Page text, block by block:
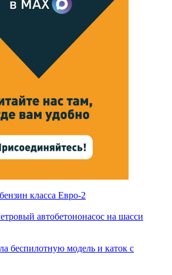
класса Евро-2
автобетононасос на шасси
беспилотную модель и каток с